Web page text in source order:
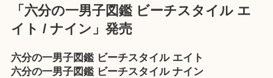
「六分の一男子図鑑 ビーチスタイル エ
イト / ナイン」発売
六分の一男子図鑑 ビーチスタイル エイト
六分の一男子図鑑 ビーチスタイル ナイン